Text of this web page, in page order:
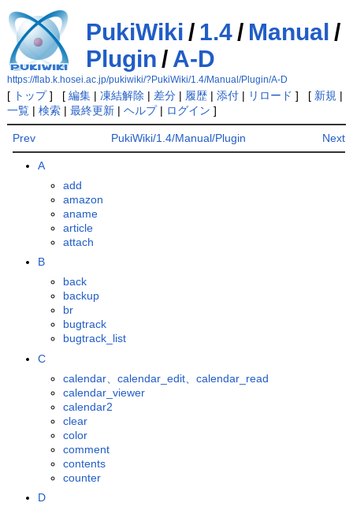
PukiWiki / 1.4/ Manual /
Plugin / A-D
https://flab.k.hosei.ac.jp/pukiwiki/?PukiWiki/1.4/Manual/Plugin/A-D
[ トップ] [ 編集| 凍結解除 | 差分| 履歴| 添付| リロード ] [ 新規 |
一覧| 検索| 最終更新| ヘルプ| ログイン ]
Prev Next
PukiWiki/1.4/Manual/Plugin
A
add
amazon
aname
article
attach
B
back
backup
br
bugtrack
bugtrack_list
C
calendar、calendar_edit、calendar_read
calendar_viewer
calendar2
clear
color
comment
contents
counter
D